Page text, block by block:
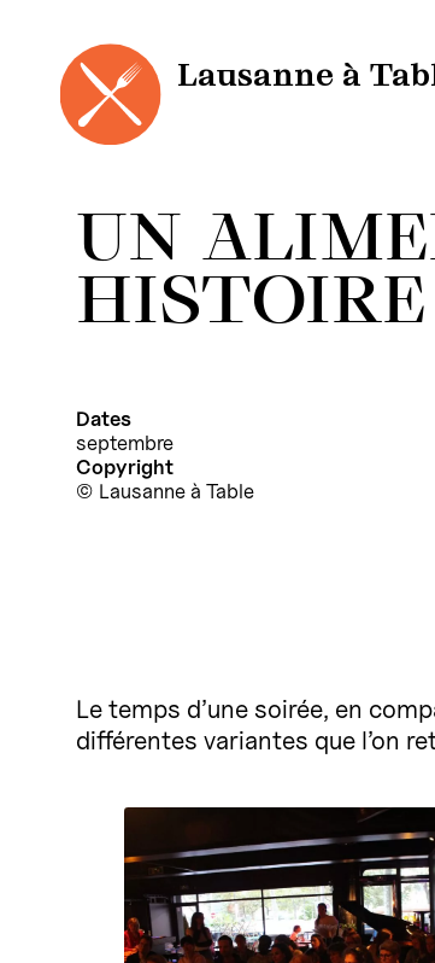
Lausanne à
UN
HISTOIRE
Dates
septembre
Copyright
Lausanne à Table
Le temps d’une soirée, en
différentes variantes que l’on